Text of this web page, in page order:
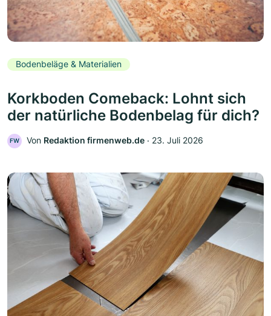
Bodenbeläge & Materialien
Korkboden Comeback: Lohnt sich
der natürliche Bodenbelag für dich?
FW Von Redaktion firmenweb.de ‧ 23. Juli 2026